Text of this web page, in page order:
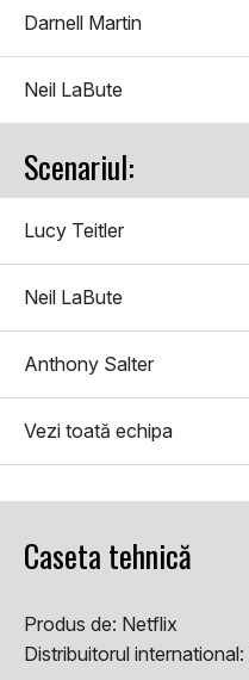
Darnell Martin
Neil LaBute
Scenariul:
Lucy Teitler
Neil LaBute
Anthony Salter
Vezi toată echipa
Caseta tehnică
Produs de: Netflix
Distribuitorul international: